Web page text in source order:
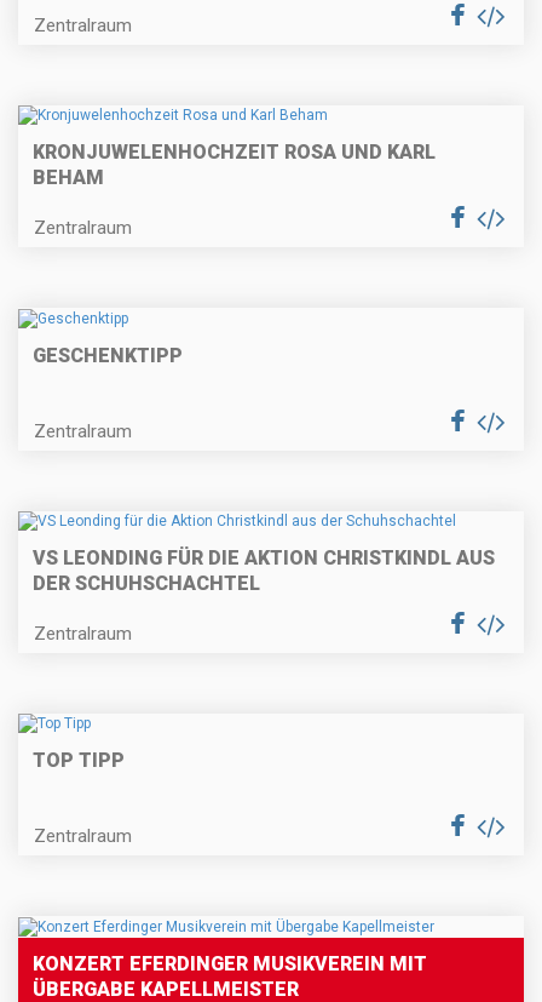
Zentralraum
KRONJUWELENHOCHZEIT ROSA UND KARL
BEHAM
Zentralraum
GESCHENKTIPP
Zentralraum
VS LEONDING FÜR DIE AKTION CHRISTKINDL AUS
DER SCHUHSCHACHTEL
Zentralraum
TOP TIPP
Zentralraum
KONZERT EFERDINGER MUSIKVEREIN MIT
ÜBERGABE KAPELLMEISTER